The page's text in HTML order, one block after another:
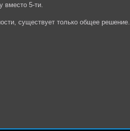
вместо 5-ти.
существует только общее решение.